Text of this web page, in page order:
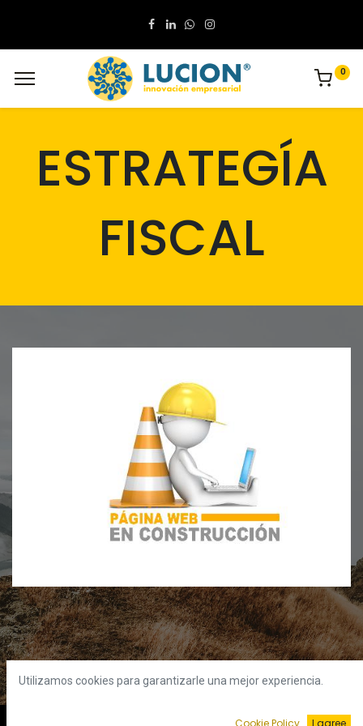
0
ESTRATEGÍA
FISCAL
Utilizamos cookies para garantizarle una mejor experiencia.
Cookie Policy I agree